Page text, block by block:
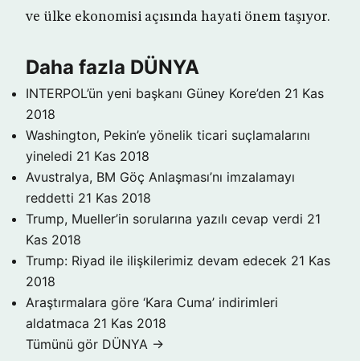
ve ülke ekonomisi açısında hayati önem taşıyor.
Daha fazla DÜNYA
INTERPOL’ün yeni başkanı Güney Kore’den 21 Kas
2018
Washington, Pekin’e yönelik ticari suçlamalarını
yineledi 21 Kas 2018
Avustralya, BM Göç Anlaşması’nı imzalamayı
reddetti 21 Kas 2018
Trump, Mueller’in sorularına yazılı cevap verdi 21
Kas 2018
Trump: Riyad ile ilişkilerimiz devam edecek 21 Kas
2018
Araştırmalara göre ‘Kara Cuma’ indirimleri
aldatmaca 21 Kas 2018
Tümünü gör DÜNYA →